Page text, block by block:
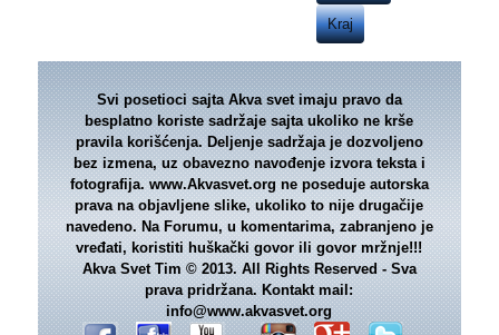
Kraj
Svi posetioci sajta Akva svet imaju pravo da
besplatno koriste sadržaje sajta ukoliko ne krše
pravila korišćenja. Deljenje sadržaja je dozvoljeno
bez izmena, uz obavezno navođenje izvora teksta i
fotografija. www.Akvasvet.org ne poseduje autorska
prava na objavljene slike, ukoliko to nije drugačije
navedeno. Na Forumu, u komentarima, zabranjeno je
vređati, koristiti huškački govor ili govor mržnje!!!
Akva Svet Tim © 2013. All Rights Reserved - Sva
prava pridržana. Kontakt mail:
info@www.akvasvet.org